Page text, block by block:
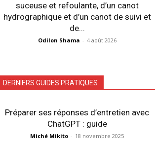
suceuse et refoulante, d’un canot
hydrographique et d’un canot de suivi et
de...
Odilon Shama - 4 août 2026
DERNIERS GUIDES PRATIQUES
Préparer ses réponses d’entretien avec
ChatGPT : guide
Miché Mikito - 18 novembre 2025